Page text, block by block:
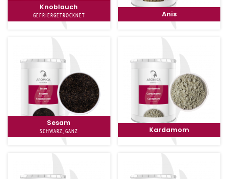
Knoblauch
GEFRIERGETROCKNET Anis
Sesam
SCHWARZ, GANZ Kardamom